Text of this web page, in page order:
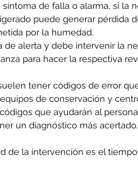
de falla o alarma, si la
puede generar pérdida
por la humedad.
de alerta y debe intervenir la
para hacer la respectiva
tener códigos de error
de conservación y
que ayudarán al
un diagnóstico más acertado.
de la intervención es el